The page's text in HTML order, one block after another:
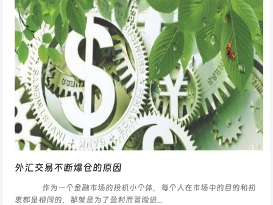
外汇交易不断爆仓的原因
作为一个金融市场的投机小个体，每个人在市场中的目的和初
衷都是相同的，那就是为了盈利而冒险进...